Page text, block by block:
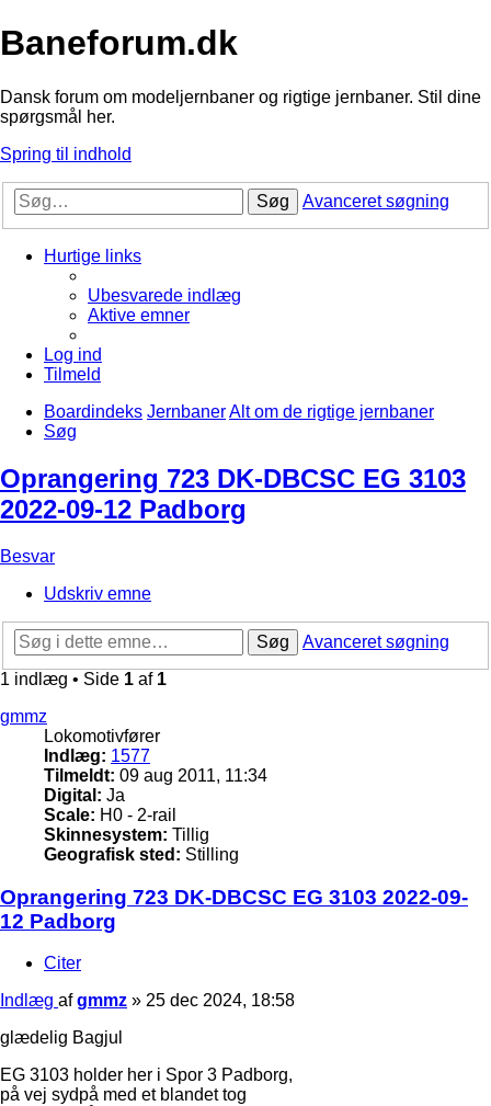
Baneforum.dk
Dansk forum om modeljernbaner og rigtige jernbaner. Stil dine
spørgsmål her.
Spring til indhold
Søg Avanceret søgning
Hurtige links
Ubesvarede indlæg
Aktive emner
Log ind
Tilmeld
Boardindeks JernbanerAlt om de rigtige jernbaner
Søg
Oprangering 723 DK-DBCSC EG 3103
2022-09-12 Padborg
Besvar
Udskriv emne
Søg
Avanceret søgning
1 indlæg • Side 1 af 1
gmmz
Lokomotivfører
Indlæg: 1577
Tilmeldt: 09 aug 2011, 11:34
Digital: Ja
Scale: H0 - 2-rail
Skinnesystem: Tillig
Geografisk sted: Stilling
Oprangering 723 DK-DBCSC EG 3103 2022-09-
12 Padborg
Citer
Indlæg afgmmz » 25 dec 2024, 18:58
glædelig Bagjul
EG 3103 holder her i Spor 3 Padborg,
på vej sydpå med et blandet tog